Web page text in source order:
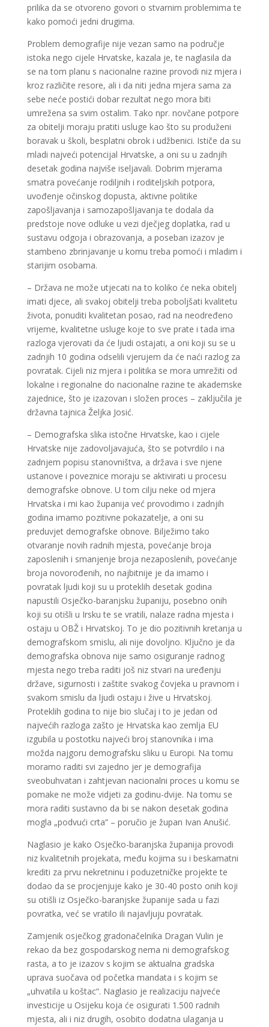
prilika da se otvoreno govori o stvarnim problemima te
kako pomoći jedni drugima.
Problem demografije nije vezan samo na područje
istoka nego cijele Hrvatske, kazala je, te naglasila da
se na tom planu s nacionalne razine provodi niz mjera i
kroz različite resore, ali i da niti jedna mjera sama za
sebe neće postići dobar rezultat nego mora biti
umrežena sa svim ostalim. Tako npr. novčane potpore
za obitelji moraju pratiti usluge kao što su produženi
boravak u školi, besplatni obrok i udžbenici. Ističe da su
mladi najveći potencijal Hrvatske, a oni su u zadnjih
desetak godina najviše iseljavali. Dobrim mjerama
smatra povećanje rodiljnih i roditeljskih potpora,
uvođenje očinskog dopusta, aktivne politike
zapošljavanja i samozapošljavanja te dodala da
predstoje nove odluke u vezi dječjeg doplatka, rad u
sustavu odgoja i obrazovanja, a poseban izazov je
stambeno zbrinjavanje u komu treba pomoći i mladim i
starijim osobama.
– Država ne može utjecati na to koliko će neka obitelj
imati djece, ali svakoj obitelji treba poboljšati kvalitetu
života, ponuditi kvalitetan posao, rad na neodređeno
vrijeme, kvalitetne usluge koje to sve prate i tada ima
razloga vjerovati da će ljudi ostajati, a oni koji su se u
zadnjih 10 godina odselili vjerujem da će naći razlog za
povratak. Cijeli niz mjera i politika se mora umrežiti od
lokalne i regionalne do nacionalne razine te akademske
zajednice, što je izazovan i složen proces – zaključila je
državna tajnica Željka Josić.
– Demografska slika istočne Hrvatske, kao i cijele
Hrvatske nije zadovoljavajuća, što se potvrdilo i na
zadnjem popisu stanovništva, a država i sve njene
ustanove i poveznice moraju se aktivirati u procesu
demografske obnove. U tom cilju neke od mjera
Hrvatska i mi kao županija već provodimo i zadnjih
godina imamo pozitivne pokazatelje, a oni su
preduvjet demografske obnove. Bilježimo tako
otvaranje novih radnih mjesta, povećanje broja
zaposlenih i smanjenje broja nezaposlenih, povećanje
broja novorođenih, no najbitnije je da imamo i
povratak ljudi koji su u proteklih desetak godina
napustili Osječko-baranjsku županiju, posebno onih
koji su otišli u Irsku te se vratili, nalaze radna mjesta i
ostaju u OBŽ i Hrvatskoj. To je dio pozitivnih kretanja u
demografskom smislu, ali nije dovoljno. Ključno je da
demografska obnova nije samo osiguranje radnog
mjesta nego treba raditi još niz stvari na uređenju
države, sigurnosti i zaštite svakog čovjeka u pravnom i
svakom smislu da ljudi ostaju i žive u Hrvatskoj.
Proteklih godina to nije bio slučaj i to je jedan od
najvećih razloga zašto je Hrvatska kao zemlja EU
izgubila u postotku najveći broj stanovnika i ima
možda najgoru demografsku sliku u Europi. Na tomu
moramo raditi svi zajedno jer je demografija
sveobuhvatan i zahtjevan nacionalni proces u komu se
pomake ne može vidjeti za godinu-dvije. Na tomu se
mora raditi sustavno da bi se nakon desetak godina
mogla „podvući crta“ – poručio je župan Ivan Anušić.
Naglasio je kako Osječko-baranjska županija provodi
niz kvalitetnih projekata, među kojima su i beskamatni
krediti za prvu nekretninu i poduzetničke projekte te
dodao da se procjenjuje kako je 30-40 posto onih koji
su otišli iz Osječko-baranjske županije sada u fazi
povratka, već se vratilo ili najavljuju povratak.
Zamjenik osječkog gradonačelnika Dragan Vulin je
rekao da bez gospodarskog nema ni demografskog
rasta, a to je izazov s kojim se aktualna gradska
uprava suočava od početka mandata i s kojim se
„uhvatila u koštac“. Naglasio je realizaciju najveće
investicije u Osijeku koja će osigurati 1.500 radnih
mjesta, ali i niz drugih, osobito dodatna ulaganja u